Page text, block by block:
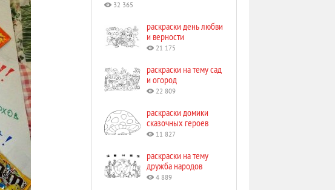
32 365
раскраски день любви
и верности
21 175
раскраски на тему сад
и огород
22 809
раскраски домики
сказочных героев
11 827
раскраски на тему
дружба народов
4 889